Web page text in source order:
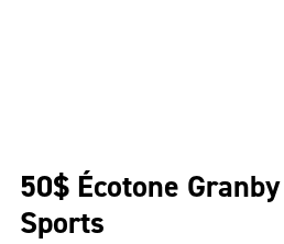
50$ Écotone
Sports